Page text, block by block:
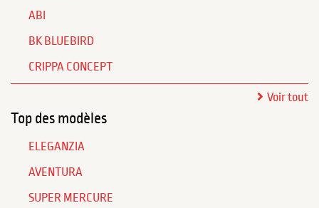
ABI
BK BLUEBIRD
CRIPPA CONCEPT
Voir tout
Top des modèles
ELEGANZIA
AVENTURA
SUPER MERCURE